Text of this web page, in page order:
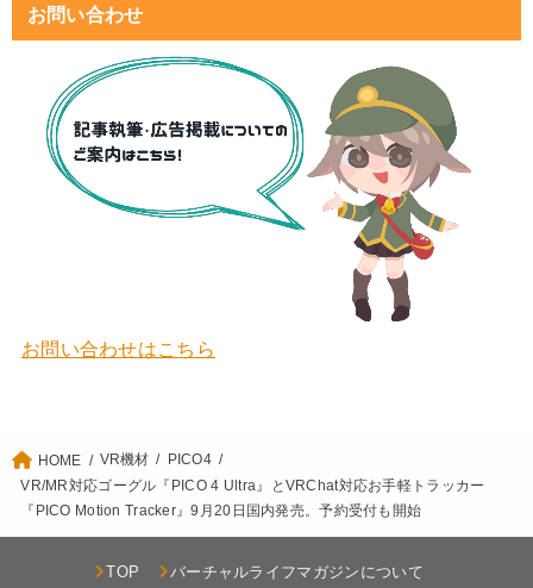
お問い合わせ
お問い合わせはこちら
HOME VR機材
PICO4
VR/MR対応ゴーグル『PICO 4 Ultra』とVRChat対応お手軽トラッカー
『PICO Motion Tracker』9月20日国内発売。予約受付も開始
TOP バーチャルライフマガジンについて